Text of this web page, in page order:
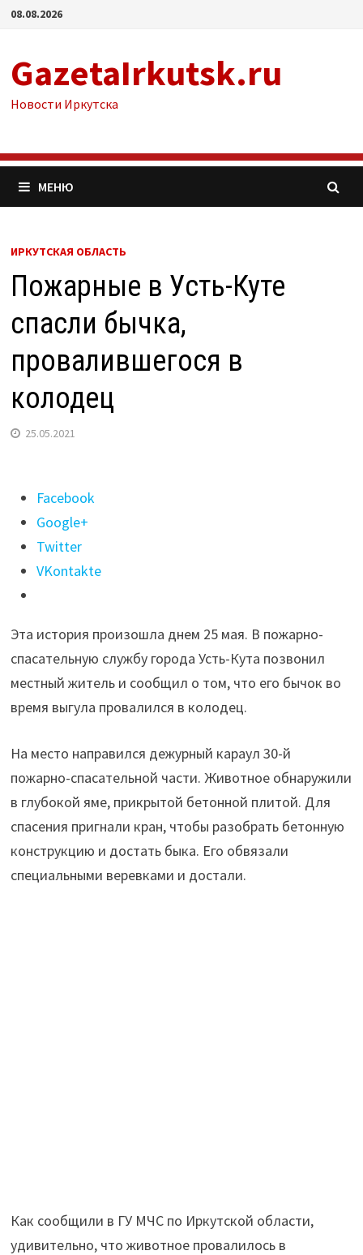
Перейти
08.08.2026
GazetaIrkutsk.ru
Новости Иркутска
МЕНЮ
ИРКУТСКАЯ ОБЛАСТЬ
Пожарные в Усть-Куте
спасли бычка,
провалившегося в
колодец
25.05.2021
Поделиться
"Пожарные
Усть-
Куте
бычка,
провалившегося
в
колодец"
Facebook
Google+
Twitter
VKontakte
Эта история произошла днем 25 мая. В пожарно-
спасательную службу города Усть-Кута позвонил
местный житель и сообщил о том, что его бычок во
время выгула провалился в колодец.
На место направился дежурный караул 30-й
пожарно-спасательной части. Животное обнаружили
в глубокой яме, прикрытой бетонной плитой. Для
спасения пригнали кран, чтобы разобрать бетонную
конструкцию и достать быка. Его обвязали
специальными веревками и достали.
Как сообщили в ГУ МЧС по Иркутской области,
удивительно, что животное провалилось в